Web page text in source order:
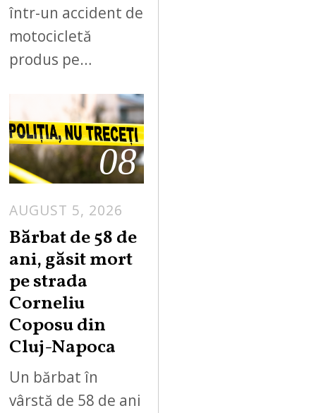
într-un accident de
motocicletă
produs pe…
08
AUGUST 5, 2026
Bărbat de 58 de
ani, găsit mort
pe strada
Corneliu
Coposu din
Cluj-Napoca
Un bărbat în
vârstă de 58 de ani